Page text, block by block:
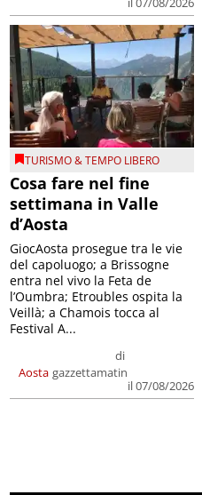
TURISMO & TEMPO LIBERO
Cosa fare nel fine
settimana in Valle
d’Aosta
Aosta
di
gazzettamatin
il 07/08/2026
GiocAosta prosegue tra le vie
del capoluogo; a Brissogne
entra nel vivo la Feta de
l’Oumbra; Etroubles ospita la
Veillà; a Chamois tocca al
Festival A...